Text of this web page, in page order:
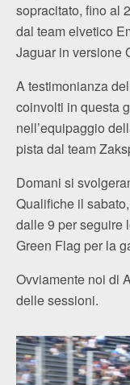
sopracitato, fino al
dal team elvetico
Jaguar in versione
A testimonianza
coinvolti in questa
nell’equipaggio
pista dal team
Domani si
Qualifiche il
dalle 9 per seguire
Green Flag per la
Ovviamente noi di
delle sessioni.